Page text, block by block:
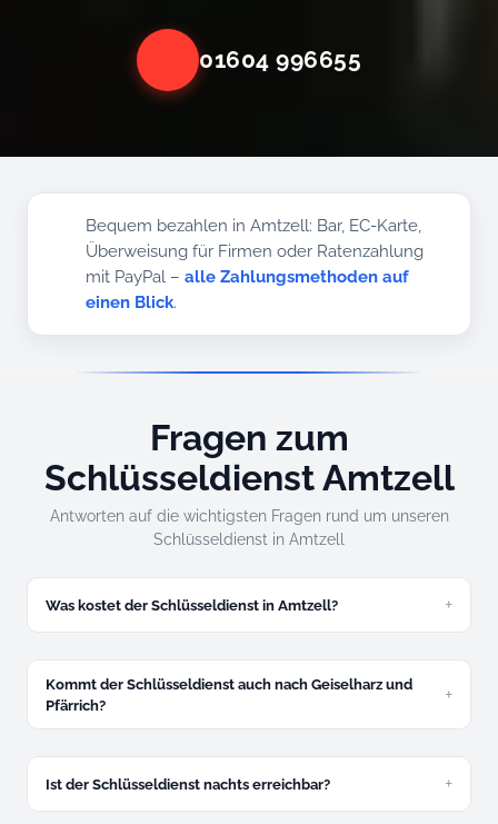
01604 996655
Bequem bezahlen in Amtzell: Bar, EC-Karte,
Überweisung für Firmen oder Ratenzahlung
mit PayPal –alle Zahlungsmethoden auf
einen Blick.
Fragen zum
Schlüsseldienst Amtzell
Antworten auf die wichtigsten Fragen rund um unseren
Schlüsseldienst in Amtzell
Was kostet der Schlüsseldienst in Amtzell?
verbindlich.
Kommt der Schlüsseldienst auch nach Geiselharz und
Pfärrich?
Ist der Schlüsseldienst nachts erreichbar?